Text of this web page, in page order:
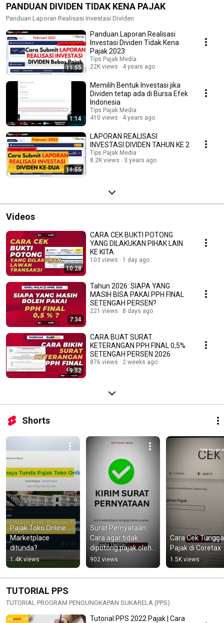
PANDUAN DIVIDEN TIDAK KENA PAJAK
Panduan Laporan Realisasi Investasi Dividen
11:55
Panduan Laporan Realisasi
Investasi Dividen Tidak Kena
Pajak 2023
Tips Pajak Media
22K views
4 years ago
1:14
Memilih Bentuk Investasi jika
Dividen tetap ada di Bursa Efek
Indonesia
Tips Pajak Media
410 views
4 years ago
11:55
LAPORAN REALISASI
INVESTASI DIVIDEN TAHUN KE 2
Tips Pajak Media
8.2K views
3 years ago
Videos
10:28
CARA CEK BUKTI POTONG
YANG DILAKUKAN PIHAK LAIN
KE KITA
103 views 1 day ago
7:34
Tahun 2026: SIAPA YANG
MASIH BISA PAKAI PPH FINAL
SETENGAH PERSEN?
221 views 8 days ago
9:32
CARA BUAT SURAT
KETERANGAN PPH FINAL 0,5%
SETENGAH PERSEN 2026
876 views 2 weeks ago
Shorts
Pajak Toko Online
Marketplace
ditunda?
1.4K views
Surat Pernyataan:
Cara agar tidak
dipotong pajak oleh
marketplace
902 views
Cara Cek
Pajak di Coretax
1.5K views
TUTORIAL PPS
TUTORIAL PROGRAM PENGUNGKAPAN SUKARELA (PPS)
Tutorial PPS 2022 Pajak | Cara